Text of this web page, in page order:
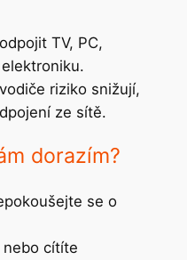
TV, PC,
riziko snižují,
ze sítě.
dorazím?
se o
cítíte